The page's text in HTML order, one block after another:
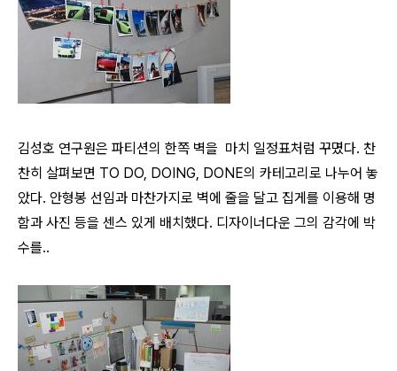
김성호 연구원은 파티션의 한쪽 벽을 마치 일정표처럼 꾸몄다. 찬
찬히 살펴보면 TO DO, DOING, DONE의 카테고리로 나누어 놓
았다. 안형봉 선임과 마찬가지로 벽에 줄을 달고 집게를 이용해 명
함과 사진 등을 센스 있게 배치했다. 디자이너다운 그의 감각에 박
수를..